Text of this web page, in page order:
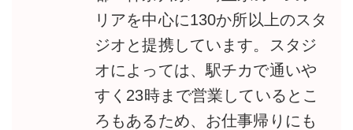
リアを中心に130か所以上のスタ
ジオと提携しています。スタジ
オによっては、駅チカで通いや
すく23時まで営業しているとこ
ろもあるため、お仕事帰りにも